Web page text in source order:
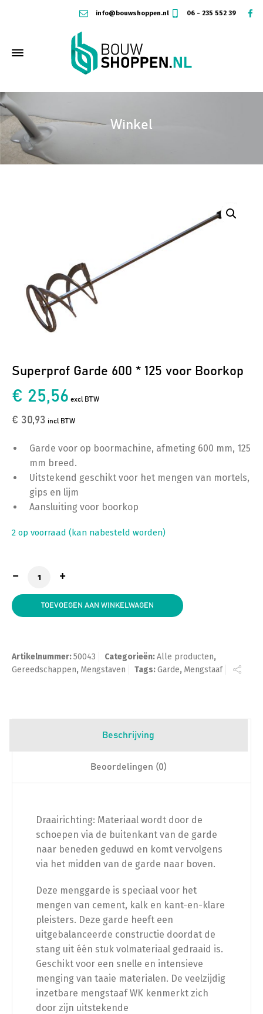
info@bouwshoppen.nl 06 - 235 552 39
Winkel
Superprof Garde 600 * 125 voor Boorkop
€ 25,56 excl BTW
€ 30,93 incl BTW
Garde voor op boormachine, afmeting 600 mm, 125
mm breed.
Uitstekend geschikt voor het mengen van mortels,
gips en lijm
Aansluiting voor boorkop
2 op voorraad (kan nabesteld worden)
Superprof Garde 600 * 125 voor Boorkop aantal
TOEVOEGEN AAN WINKELWAGEN
Artikelnummer:50043 Categorieën:Alle producten,
Gereedschappen, Mengstaven Tags:Garde, Mengstaaf
Beschrijving
Beoordelingen (0)
Draairichting: Materiaal wordt door de
schoepen via de buitenkant van de garde
naar beneden geduwd en komt vervolgens
via het midden van de garde naar boven.
Deze menggarde is speciaal voor het
mengen van cement, kalk en kant-en-klare
pleisters. Deze garde heeft een
uitgebalanceerde constructie doordat de
stang uit één stuk volmateriaal gedraaid is.
Geschikt voor een snelle en intensieve
menging van taaie materialen. De veelzijdig
inzetbare mengstaaf WK kenmerkt zich
door zijn uitstekende